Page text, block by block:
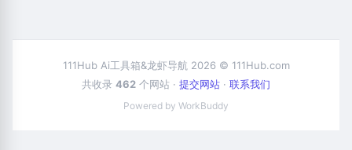
111Hub Ai工具箱&龙虾导航 2026 © 111Hub.com
共收录 462 个网站 · 提交网站 · 联系我们
Powered by WorkBuddy